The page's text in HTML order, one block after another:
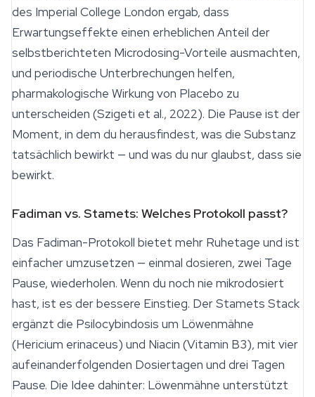
des Imperial College London ergab, dass
Erwartungseffekte einen erheblichen Anteil der
selbstberichteten Microdosing-Vorteile ausmachten,
und periodische Unterbrechungen helfen,
pharmakologische Wirkung von Placebo zu
unterscheiden (Szigeti et al., 2022). Die Pause ist der
Moment, in dem du herausfindest, was die Substanz
tatsächlich bewirkt — und was du nur glaubst, dass sie
bewirkt.
Fadiman vs. Stamets: Welches Protokoll passt?
Das Fadiman-Protokoll bietet mehr Ruhetage und ist
einfacher umzusetzen — einmal dosieren, zwei Tage
Pause, wiederholen. Wenn du noch nie mikrodosiert
hast, ist es der bessere Einstieg. Der Stamets Stack
ergänzt die Psilocybindosis um Löwenmähne
(Hericium erinaceus) und Niacin (Vitamin B3), mit vier
aufeinanderfolgenden Dosiertagen und drei Tagen
Pause. Die Idee dahinter: Löwenmähne unterstützt